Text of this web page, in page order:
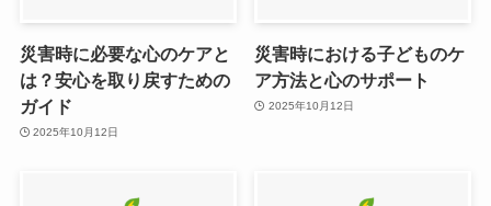
災害時に必要な心のケアと
は？安心を取り戻すための
ガイド
2025年10月12日
災害時における子どものケ
ア方法と心のサポート
2025年10月12日